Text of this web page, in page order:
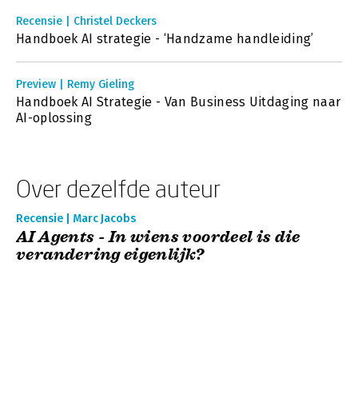
Recensie | Christel Deckers
Handboek AI strategie - ‘Handzame handleiding’
Preview | Remy Gieling
Handboek AI Strategie - Van Business Uitdaging naar
AI-oplossing
Over dezelfde auteur
Recensie | Marc Jacobs
AI Agents - In wiens voordeel is die
verandering eigenlijk?